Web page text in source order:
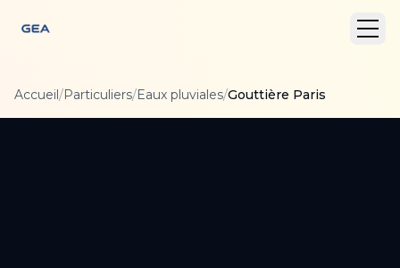
Accueil/Particuliers/Eaux pluviales/Gouttière Paris